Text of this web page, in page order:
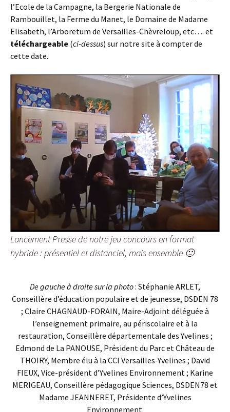
l’Ecole de la Campagne, la Bergerie Nationale de
Rambouillet, la Ferme du Manet, le Domaine de Madame
Elisabeth, l’Arboretum de Versailles-Chèvreloup, etc…. et
téléchargeable (ci-dessus) sur notre site à compter de
cette date.
Lancement Presse de notre jeu concours en format
hybride : présentiel et distanciel, mais ensemble 🙂
De gauche à droite sur la photo: Stéphanie ARLET,
Conseillère d’éducation populaire et de jeunesse, DSDEN 78
; Claire CHAGNAUD-FORAIN, Maire-Adjoint déléguée à
l’enseignement primaire, au périscolaire et à la
restauration, Conseillère départementale des Yvelines ;
Edmond de La PANOUSE, Président du Parc et Château de
THOIRY, Membre élu à la CCI Versailles-Yvelines ; David
FIEUX, Vice-président d’Yvelines Environnement ; Karine
MERIGEAU, Conseillère pédagogique Sciences, DSDEN78 et
Madame JEANNERET, Présidente d’Yvelines
Environnement.